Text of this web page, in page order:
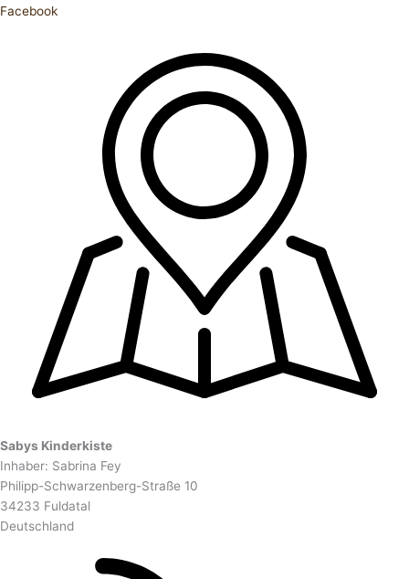
Facebook
Sabys Kinderkiste
Inhaber: Sabrina Fey
Philipp-Schwarzenberg-Straße 10
34233 Fuldatal
Deutschland